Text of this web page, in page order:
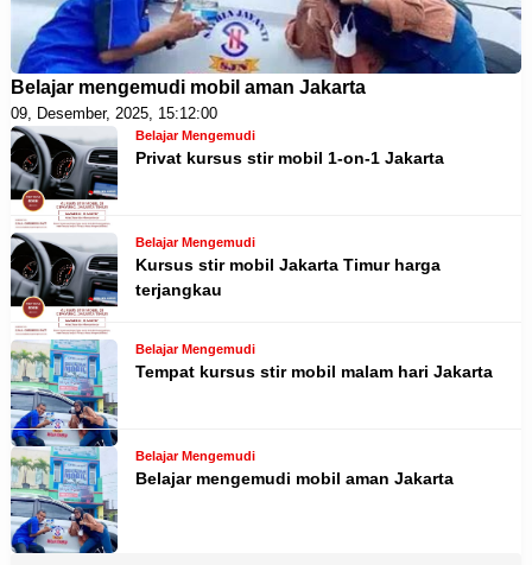
Belajar mengemudi mobil aman Jakarta
09, Desember, 2025, 15:12:00
Belajar Mengemudi
Privat kursus stir mobil 1-on-1 Jakarta
Belajar Mengemudi
Kursus stir mobil Jakarta Timur harga
terjangkau
Belajar Mengemudi
Tempat kursus stir mobil malam hari Jakarta
Belajar Mengemudi
Belajar mengemudi mobil aman Jakarta